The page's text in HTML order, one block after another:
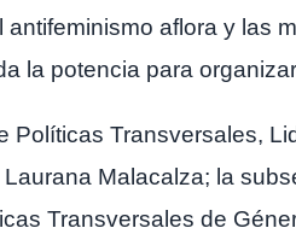
aflora y las
la potencia para
Transversales,
Malacalza; la
Transversales de